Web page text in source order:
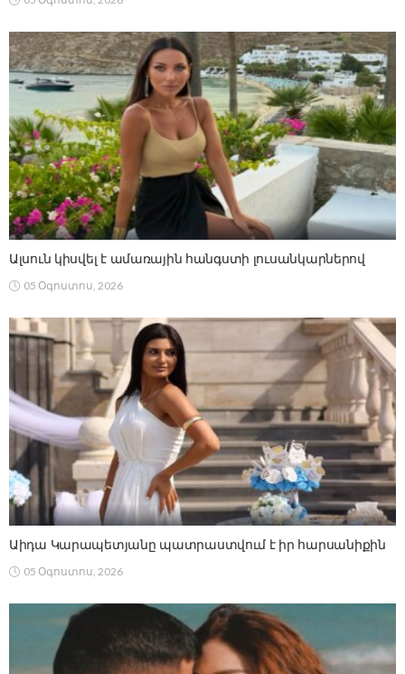
Ալսուն կիսվել է ամառային հանգստի լուսանկարներով
05 Օգոստոս, 2026
Աիդա Կարապետյանը պատրաստվում է իր հարսանիքին
05 Օգոստոս, 2026